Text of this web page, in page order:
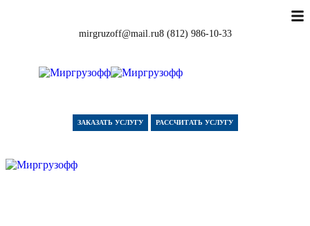
8 (812) 986-10-33
mirgruzoff@mail.ru
ЗАКАЗАТЬ УСЛУГУ РАССЧИТАТЬ УСЛУГУ